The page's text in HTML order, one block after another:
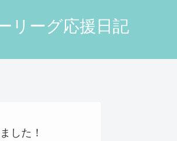
リーグ応援日記
した！